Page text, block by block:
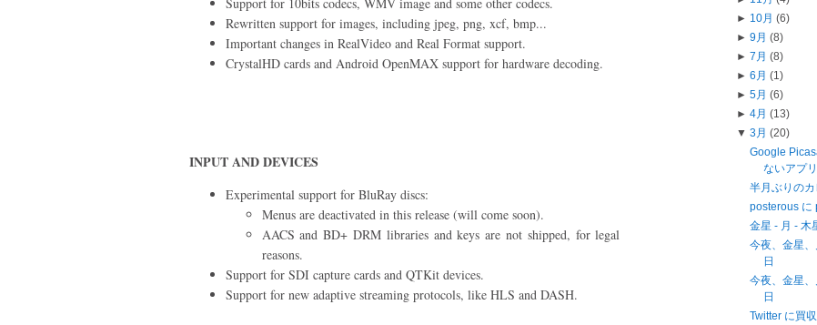
Rewritten support for images, including jpeg, png, xcf, bmp...
Important changes in RealVideo and Real Format support.
CrystalHD cards and Android OpenMAX support for hardware decoding.
INPUT AND DEVICES
Experimental support for BluRay discs:
Menus are deactivated in this release (will come soon).
AACS and BD+ DRM libraries and keys are not shipped, for legal
reasons.
Support for SDI capture cards and QTKit devices.
Support for new adaptive streaming protocols, like HLS and DASH.
► 10月 (6)
► 9月 (8)
► 7月 (8)
► 6月 (1)
► 5月 (6)
► 4月 (13)
▼ 3月 (20)
Google
ないアプ
半月ぶりの
posterous に
金星 - 月 - 木
今夜、金星
日
今夜、金星
日
Twitter に買